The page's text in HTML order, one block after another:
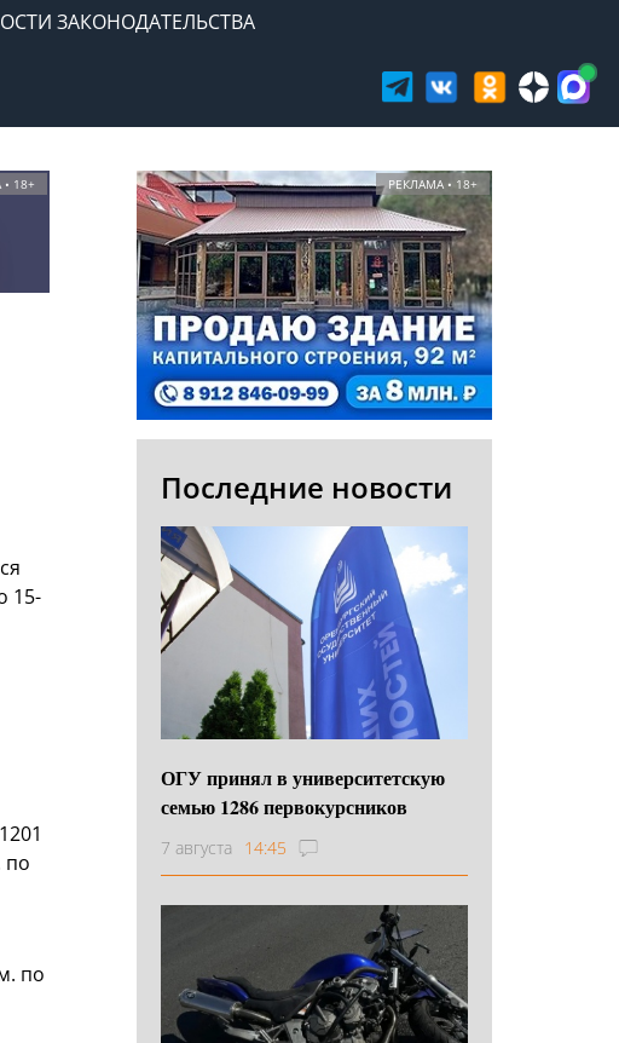
ЗАКОНОДАТЕЛЬСТВА
18+
15-
по
по
РЕКЛАМА • 18+
Последние новости
ОГУ принял в университетскую
семью 1286 первокурсников
7 августа 14:45